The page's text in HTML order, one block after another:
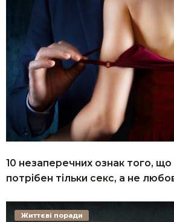
10 незаперечних ознак того, що
потрібен тільки ceкс, а не
Життєві поради